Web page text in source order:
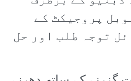
پروجیکٹ کے
توجہ طلب اور حل